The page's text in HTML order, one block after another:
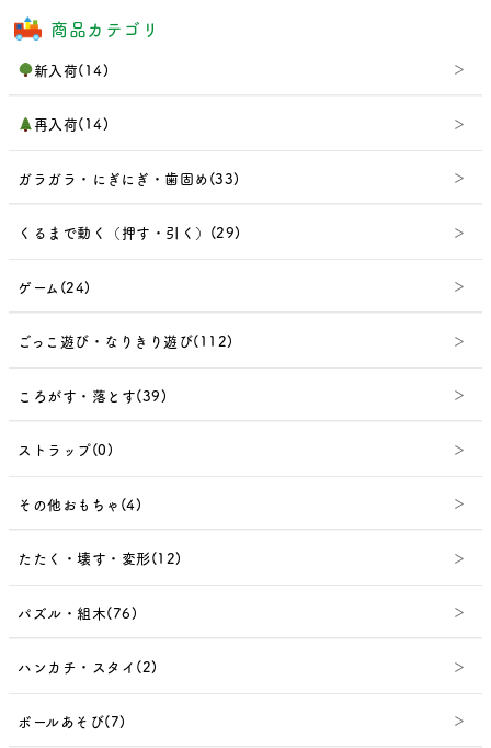
商品カテゴリ
新入荷(14)
再入荷(14)
ガラガラ・にぎにぎ・歯固め(33)
くるまで動く（押す・引く）(29)
ゲーム(24)
ごっこ遊び・なりきり遊び(112)
ころがす・落とす(39)
ストラップ(0)
その他おもちゃ(4)
たたく・壊す・変形(12)
パズル・組木(76)
ハンカチ・スタイ(2)
ボールあそび(7)